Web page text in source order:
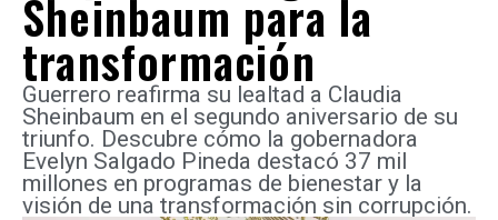
Sheinbaum para la
transformación
Guerrero reafirma su lealtad a Claudia
Sheinbaum en el segundo aniversario de su
triunfo. Descubre cómo la gobernadora
Evelyn Salgado Pineda destacó 37 mil
millones en programas de bienestar y la
visión de una transformación sin corrupción.